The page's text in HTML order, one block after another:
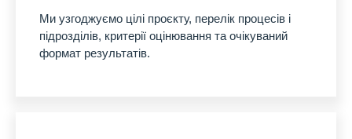
Ми узгоджуємо цілі проєкту, перелік процесів і
підрозділів, критерії оцінювання та очікуваний
формат результатів.